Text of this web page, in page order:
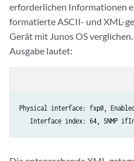
erforderlichen Informationen
formatierte ASCII- und XML-
Gerät mit Junos OS
Ausgabe lautet:
Physical interface: fxp0,
Interface index: 64, SNMP